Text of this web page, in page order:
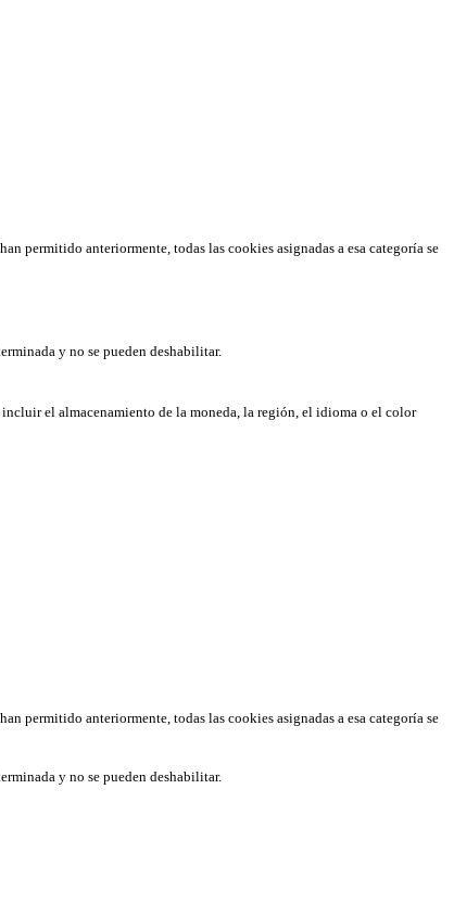
permitido anteriormente, todas las cookies asignadas a esa categoría se
y no se pueden deshabilitar.
el almacenamiento de la moneda, la región, el idioma o el color
permitido anteriormente, todas las cookies asignadas a esa categoría se
y no se pueden deshabilitar.